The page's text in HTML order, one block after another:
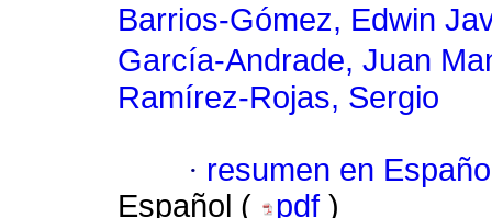
Barrios-Gómez, Edwin
García-Andrade, Juan
Ramírez-Rojas, Sergio
· resumen en
Español (
pdf )